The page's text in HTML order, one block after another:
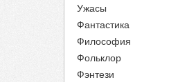
Ужасы
Фантастика
Философия
Фольклор
Фэнтези